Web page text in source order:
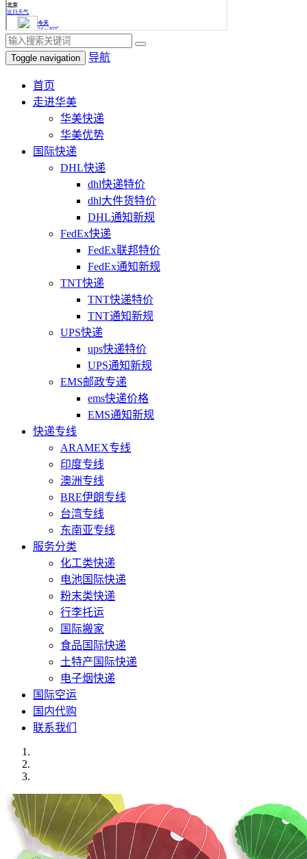
Toggle navigation 导航
首页
走进华美
华美快递
华美优势
国际快递
DHL快递
dhl快递特价
dhl大件货特价
DHL通知新规
FedEx快递
FedEx联邦特价
FedEx通知新规
TNT快递
TNT快递特价
TNT通知新规
UPS快递
ups快递特价
UPS通知新规
EMS邮政专递
ems快递价格
EMS通知新规
快递专线
ARAMEX专线
印度专线
澳洲专线
BRE伊朗专线
台湾专线
东南亚专线
服务分类
化工类快递
电池国际快递
粉末类快递
行李托运
国际搬家
食品国际快递
土特产国际快递
电子烟快递
国际空运
国内代购
联系我们